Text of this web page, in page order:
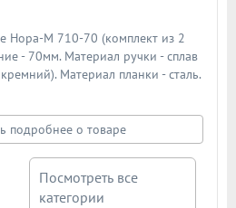
Нора-М 710-70 (комплект из 2
- 70мм. Материал ручки - сплав
Материал планки - сталь.
подробнее о товаре
Посмотреть все
категории